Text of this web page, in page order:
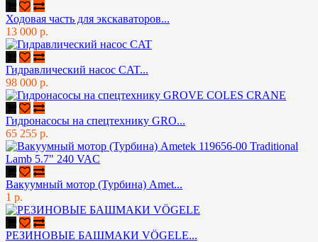
Ходовая часть для экскаваторов...
13 000 р.
Гидравлический насос CAT...
98 000 р.
Гидронасосы на спецтехнику GRO...
65 255 р.
Вакуумный мотор (Турбина) Amet...
1 р.
РЕЗИНОВЫЕ БАШМАКИ VÖGELE...